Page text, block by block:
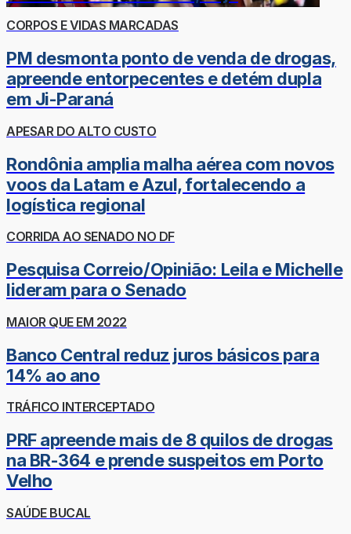
CORPOS E VIDAS MARCADAS
PM desmonta ponto de venda de drogas,
apreende entorpecentes e detém dupla
em Ji-Paraná
APESAR DO ALTO CUSTO
Rondônia amplia malha aérea com novos
voos da Latam e Azul, fortalecendo a
logística regional
CORRIDA AO SENADO NO DF
Pesquisa Correio/Opinião: Leila e Michelle
lideram para o Senado
MAIOR QUE EM 2022
Banco Central reduz juros básicos para
14% ao ano
TRÁFICO INTERCEPTADO
PRF apreende mais de 8 quilos de drogas
na BR-364 e prende suspeitos em Porto
Velho
SAÚDE BUCAL